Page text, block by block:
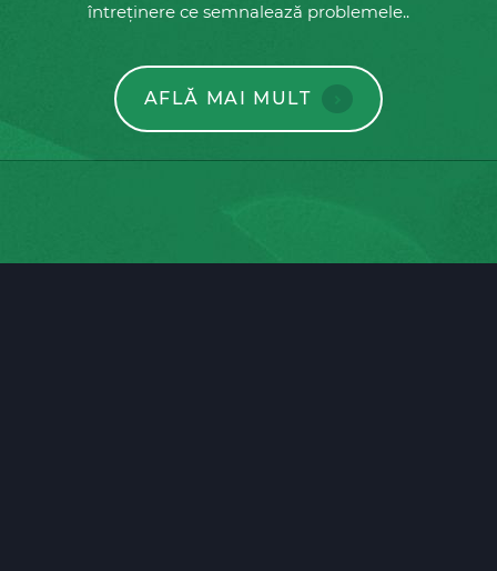
întreținere ce semnalează problemele..
AFLĂ MAI MULT